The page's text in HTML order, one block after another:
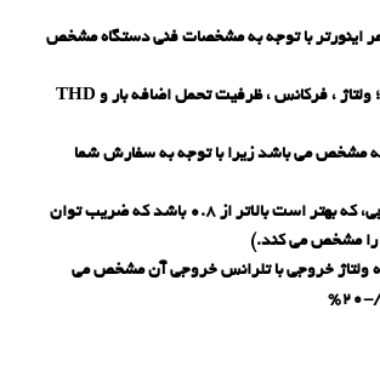
با توجه به مشخصات فنی دستگاه مشخص
، فرکانس ، ظرفیت تحمل اضافه بار و THD
مشخص می باشد زیرا با توجه به سفارش شما
که بهتر است بالاتر از ۰.۸ باشد که ضریب توان
را مشخص می کند.)
ولتاژ خروجی با تلرانس خروجی آن مشخص می